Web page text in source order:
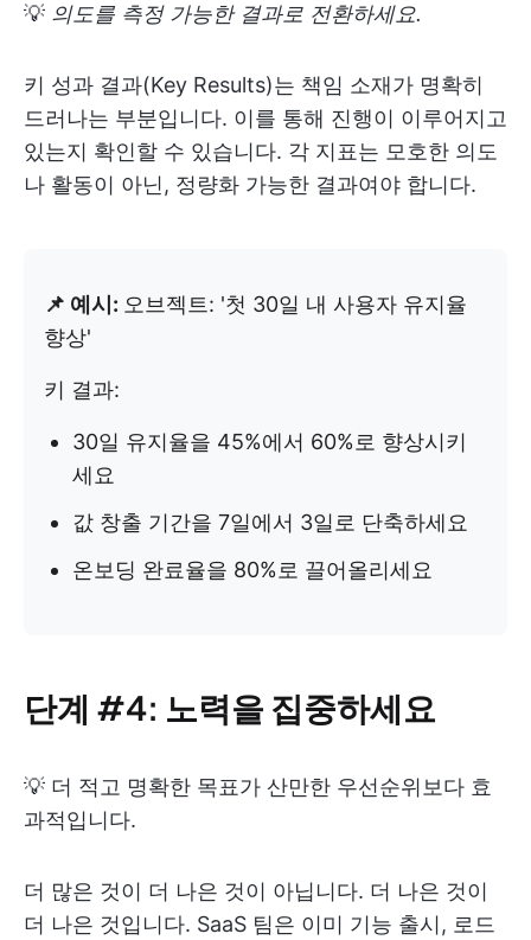
💡 의도를 측정 가능한 결과로 전환하세요.
키 성과 결과(Key Results)는 책임 소재가 명확히
드러나는 부분입니다. 이를 통해 진행이 이루어지고
있는지 확인할 수 있습니다. 각 지표는 모호한 의도
나 활동이 아닌, 정량화 가능한 결과여야 합니다.
📌 예시: 오브젝트: '첫 30일 내 사용자 유지율
향상'
키 결과:
30일 유지율을 45%에서 60%로 향상시키
세요
값 창출 기간을 7일에서 3일로 단축하세요
온보딩 완료율을 80%로 끌어올리세요
단계 #4: 노력을 집중하세요
💡 더 적고 명확한 목표가 산만한 우선순위보다 효
과적입니다.
더 많은 것이 더 나은 것이 아닙니다. 더 나은 것이
더 나은 것입니다. SaaS 팀은 이미 기능 출시, 로드